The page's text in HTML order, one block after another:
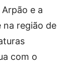
e a
na região de
com o